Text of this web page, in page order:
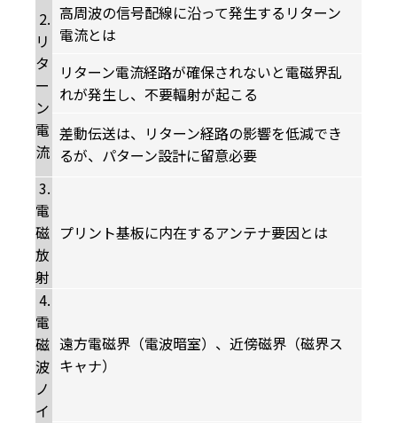
2.
リ
タ
ー
ン
電
流
高周波の信号配線に沿って発生するリターン
電流とは
リターン電流経路が確保されないと電磁界乱
れが発生し、不要輻射が起こる
差動伝送は、リターン経路の影響を低減でき
るが、パターン設計に留意必要
3.
電
磁
放
射
プリント基板に内在するアンテナ要因とは
4.
電
磁
波
ノ
イ
遠方電磁界（電波暗室）、近傍磁界（磁界ス
キャナ）